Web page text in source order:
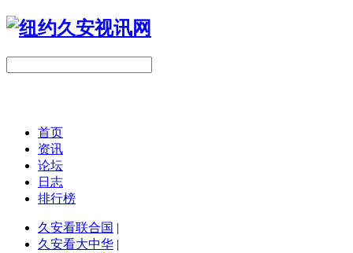
首页
资讯
论坛
日志
排行榜
久安看联合国 |
久安看大中华 |